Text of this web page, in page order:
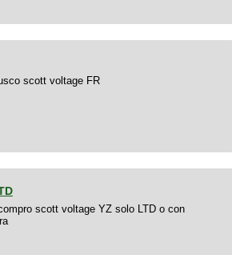
scott voltage FR
scott voltage YZ solo LTD o con